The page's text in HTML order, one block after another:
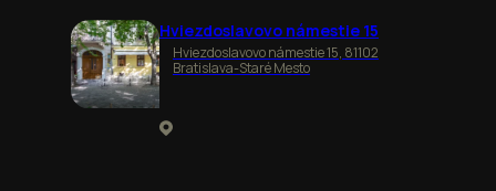
Hviezdoslavovo námestie 15
Hviezdoslavovo námestie 15, 81102
Bratislava-Staré Mesto